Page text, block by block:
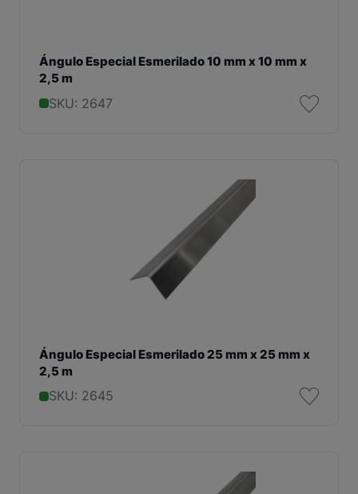
Ángulo Especial Esmerilado 10 mm x 10 mm x
2,5 m
SKU: 2647
Ángulo Especial Esmerilado 25 mm x 25 mm x
2,5 m
SKU: 2645